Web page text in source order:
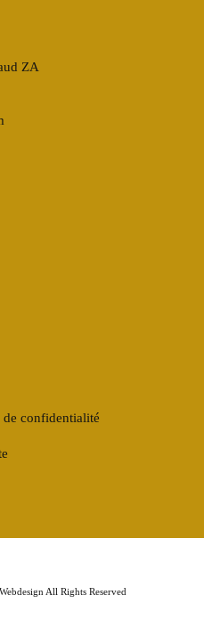
ZA
confidentialité
All Rights Reserved